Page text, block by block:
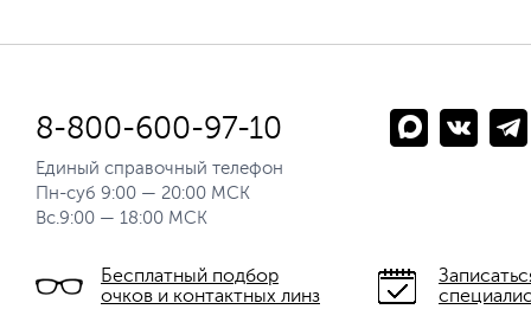
8-800-600-97-10
Единый справочный телефон
Пн-суб 9:00 — 20:00 МСК
Вс.9:00 — 18:00 МСК
Бесплатный подбор
очков и контактных линз